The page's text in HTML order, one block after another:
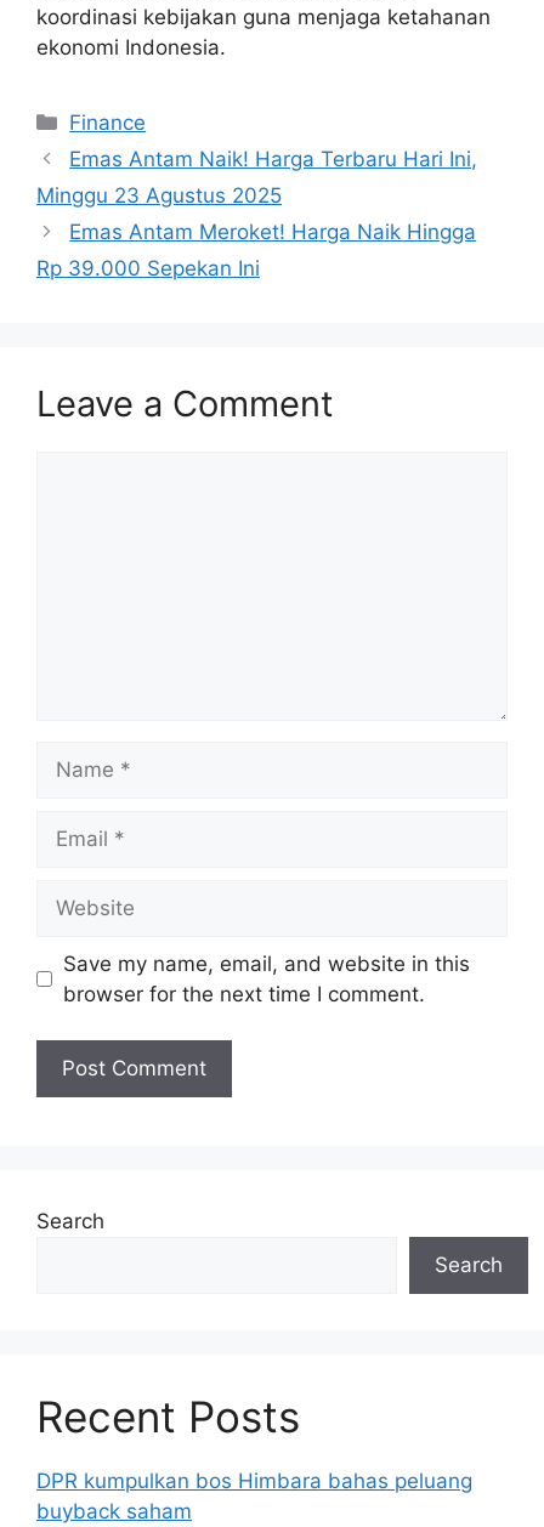
koordinasi kebijakan guna menjaga ketahanan
ekonomi Indonesia.
Categories
Finance
Emas Antam Naik! Harga Terbaru Hari Ini,
Minggu 23 Agustus 2025
Emas Antam Meroket! Harga Naik Hingga
Rp 39.000 Sepekan Ini
Leave a Comment
Save my name, email, and website in this
browser for the next time I comment.
Search
Search
Recent Posts
DPR kumpulkan bos Himbara bahas peluang
buyback saham